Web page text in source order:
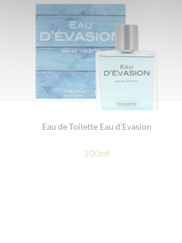
Eau de Toilette Eau d’Evasion
100ml